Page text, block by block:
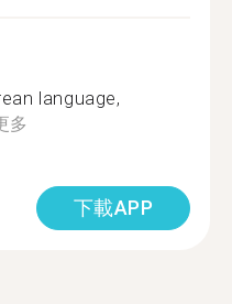
language,
多
下載APP